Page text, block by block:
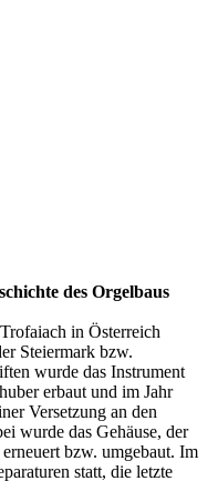
des Orgelbaus
in Österreich
Steiermark bzw.
wurde das Instrument
erbaut und im Jahr
Versetzung an den
wurde das Gehäuse, der
bzw. umgebaut. Im
statt, die letzte